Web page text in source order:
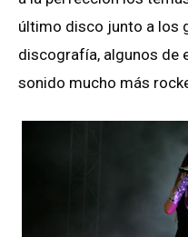
último disco junto a los
discografía, algunos de
sonido mucho más